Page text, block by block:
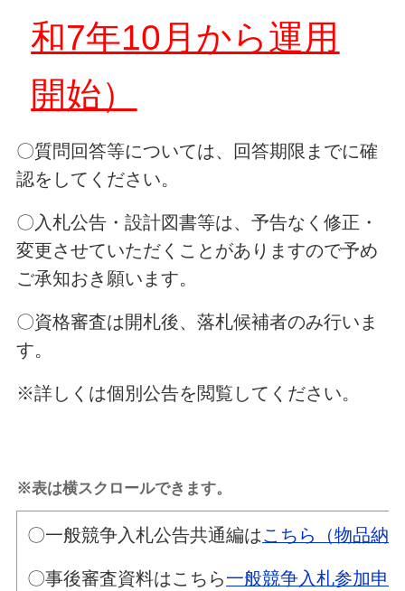
和7年10月から運用
開始）
〇質問回答等については、回答期限までに確
認をしてください。
〇入札公告・設計図書等は、予告なく修正・
変更させていただくことがありますので予め
ご承知おき願います。
〇資格審査は開札後、落札候補者のみ行いま
す。
※詳しくは個別公告を閲覧してください。
※表は横スクロールできます。
〇一般競争入札公告共通編はこちら（物品納
〇事後審査資料はこちら一般競争入札参加申